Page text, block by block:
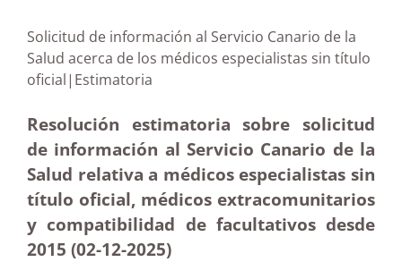
Solicitud de información al Servicio Canario de la
Salud acerca de los médicos especialistas sin título
oficial|Estimatoria
Resolución estimatoria sobre solicitud
de información al Servicio Canario de la
Salud relativa a médicos especialistas sin
título oficial, médicos extracomunitarios
y compatibilidad de facultativos desde
2015 (02-12-2025)